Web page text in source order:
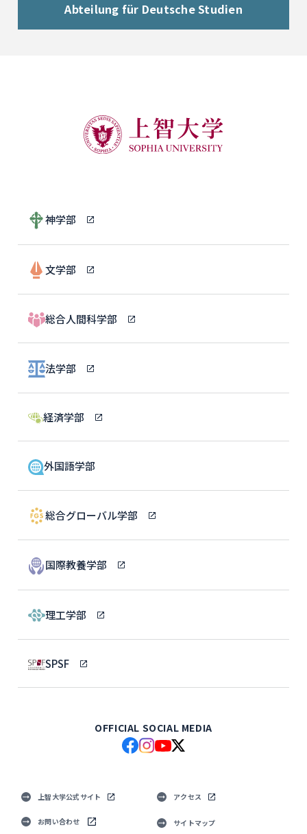
Abteilung für Deutsche Studien
神学部
文学部
総合人間科学部
法学部
経済学部
外国語学部
総合グローバル学部
国際教養学部
理工学部
SPSF
OFFICIAL SOCIAL MEDIA
上智大学公式サイト アクセス
お問い合わせ サイトマップ